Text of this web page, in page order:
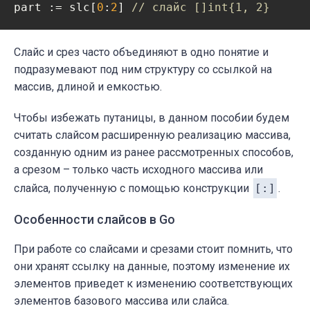
part := slc[ 0 : 2] // слайс []int{1, 2}
Слайс и срез часто объединяют в одно понятие и
подразумевают под ним структуру со ссылкой на
массив, длиной и емкостью.
Чтобы избежать путаницы, в данном пособии будем
считать слайсом расширенную реализацию массива,
созданную одним из ранее рассмотренных способов,
а срезом – только часть исходного массива или
слайса, полученную с помощью конструкции [:] .
Особенности слайсов в Go
При работе со слайсами и срезами стоит помнить, что
они хранят ссылку на данные, поэтому изменение их
элементов приведет к изменению соответствующих
элементов базового массива или слайса.